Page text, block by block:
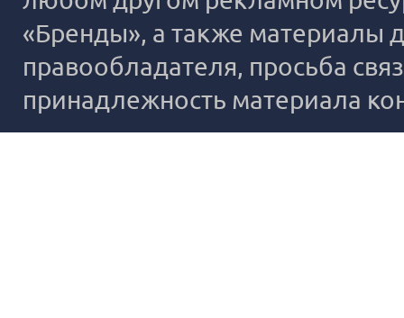
«Бренды», а также материалы
правообладателя, просьба
принадлежность материала